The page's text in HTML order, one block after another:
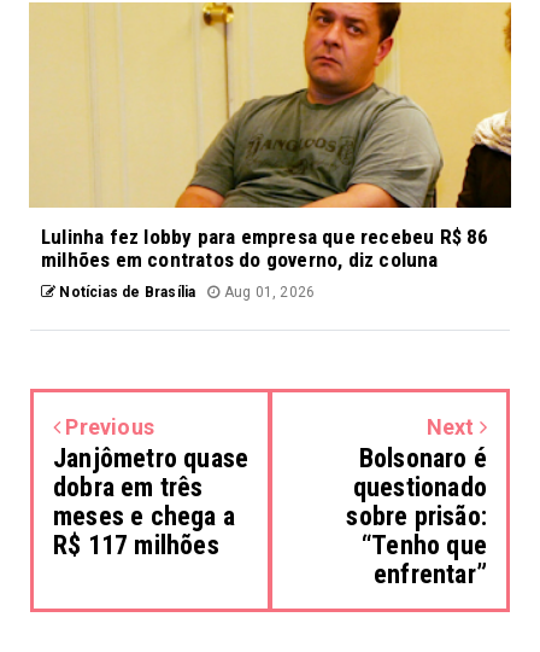
Lulinha fez lobby para empresa que recebeu R$ 86
milhões em contratos do governo, diz coluna
Notícias de Brasília Aug 01, 2026
Previous
Janjômetro quase
dobra em três
meses e chega a
R$ 117 milhões
Next
Bolsonaro é
questionado
sobre prisão:
“Tenho que
enfrentar”